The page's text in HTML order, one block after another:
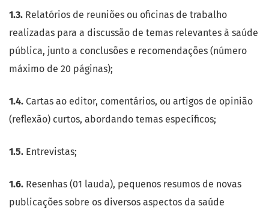
1.3. Relatórios de reuniões ou oficinas de trabalho
realizadas para a discussão de temas relevantes à saúde
pública, junto a conclusões e recomendações (número
máximo de 20 páginas);
1.4. Cartas ao editor, comentários, ou artigos de opinião
(reflexão) curtos, abordando temas específicos;
1.5. Entrevistas;
1.6. Resenhas (01 lauda), pequenos resumos de novas
publicações sobre os diversos aspectos da saúde